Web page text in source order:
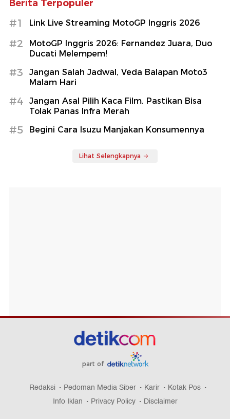
Berita Terpopuler
#1 Link Live Streaming MotoGP Inggris 2026
#2
MotoGP Inggris 2026: Fernandez Juara, Duo
Ducati Melempem!
#3
Jangan Salah Jadwal, Veda Balapan Moto3
Malam Hari
#4
Jangan Asal Pilih Kaca Film, Pastikan Bisa
Tolak Panas Infra Merah
#5 Begini Cara Isuzu Manjakan Konsumennya
Lihat Selengkapnya
part of
Redaksi Pedoman Media Siber Karir
Kotak Pos
Info Iklan
Privacy Policy Disclaimer